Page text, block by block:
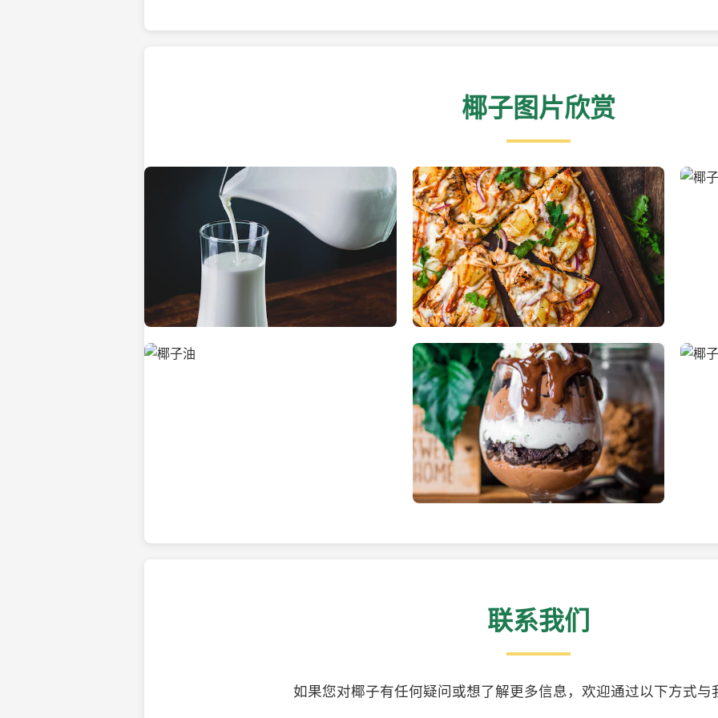
椰子图片欣赏
热带海滩上的椰子树 新鲜采摘的椰子 清凉
联系我们
如果您对椰子有任何疑问或想了解更多信息，欢迎通过以下方式与